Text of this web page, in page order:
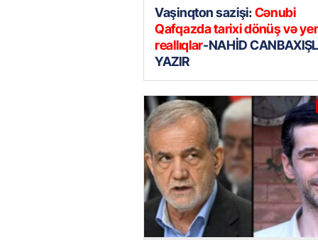
Vaşinqton sazişi:Cənubi
Qafqazda tarixi dönüş və
reallıqlar-NAHİD
YAZIR